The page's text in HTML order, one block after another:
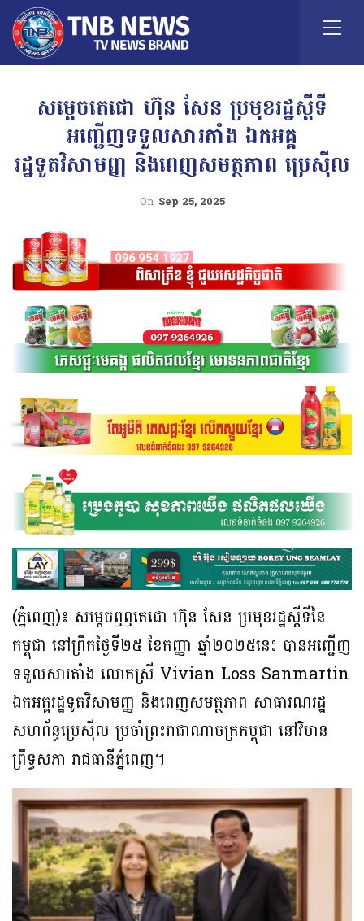
សម្តេចតេជោ ហ៊ុន សែន ប្រមុខរដ្ឋស្តីទី
អញ្ជើញទទួលសារតាំង ឯកអគ្គ
រដ្ឋទូតវិសាមញ្ញ និងពេញសមត្ថភាព ប្រេស៉ីល
On Sep 25, 2025
(ភ្នំពេញ)៖ សម្តេចឮឮតេជោ ហ៊ុន សែន ប្រមុខរដ្ឋស្តីទីនៃ
កម្ពុជា នៅព្រឹកថ្ងៃទី២៥ ខែកញ្ញា ឆ្នាំ២០២៥នេះ បានអញ្ជើញ
ទទួលសារតាំង លោកស្រី Vivian Loss Sanmartin
ឯកអគ្គរដ្ឋទូតវិសាមញ្ញ និងពេញសមត្ថភាព សាធារណរដ្ឋ
សហព័ន្ធប្រេស៉ីល ប្រចាំព្រះរាជាណាចក្រកម្ពុជា នៅវិមាន
ព្រឹទ្ធសភា រាជធានីភ្នំពេញ។